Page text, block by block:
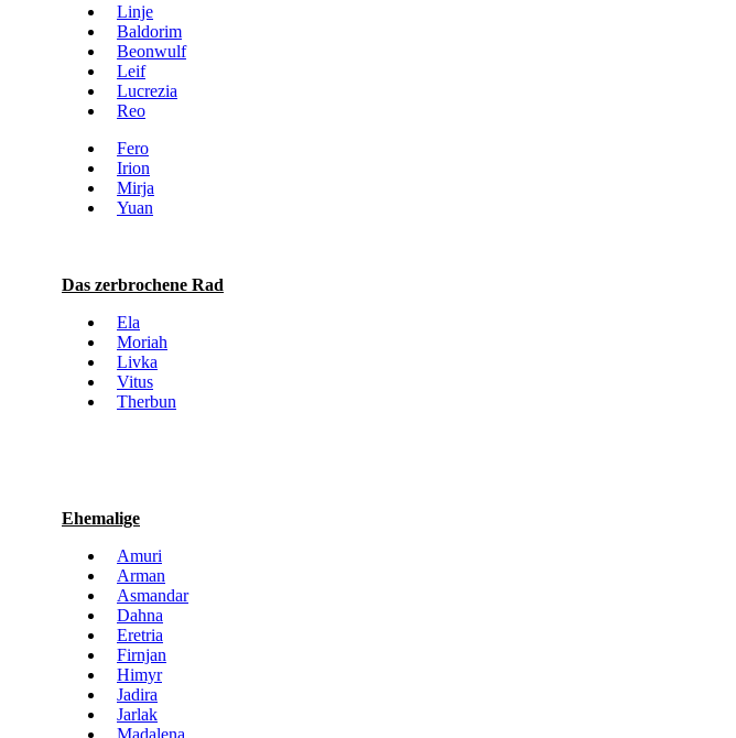
Linje
Baldorim
Beonwulf
Leif
Lucrezia
Reo
Fero
Irion
Mirja
Yuan
Das zerbrochene Rad
Ela
Moriah
Livka
Vitus
Therbun
Ehemalige
Amuri
Arman
Asmandar
Dahna
Eretria
Firnjan
Himyr
Jadira
Jarlak
Madalena